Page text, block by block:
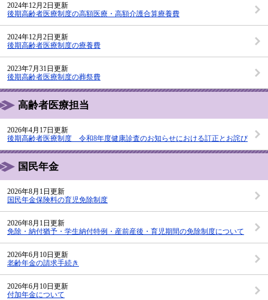
2024年12月2日更新
後期高齢者医療制度の高額医療・高額介護合算療養費
2024年12月2日更新
後期高齢者医療制度の療養費
2023年7月31日更新
後期高齢者医療制度の葬祭費
高齢者医療担当
2026年4月17日更新
後期高齢者医療制度 令和8年度健康診査のお知らせにおける訂正とお詫び
国民年金
2026年8月1日更新
国民年金保険料の育児免除制度
2026年8月1日更新
免除・納付猶予・学生納付特例・産前産後・育児期間の免除制度について
2026年6月10日更新
老齢年金の請求手続き
2026年6月10日更新
付加年金について